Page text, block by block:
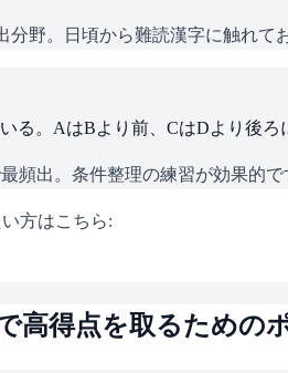
分野。日頃から難読漢字に触れて
る。AはBより前、CはDより後ろ
頻出。条件整理の練習が効果的で
方はこちら:
高得点を取るための